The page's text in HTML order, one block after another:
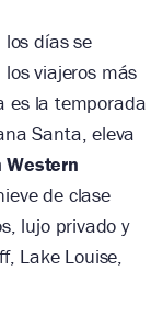
días se
viajeros más
es la temporada
Santa, eleva
Western
de clase
lujo privado y
Lake Louise,